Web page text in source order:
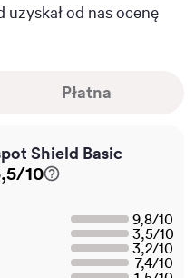
od nas ocenę
Płatna
Shield Basic
/10
9,8/10
3,5/10
3,2/10
7,4/10